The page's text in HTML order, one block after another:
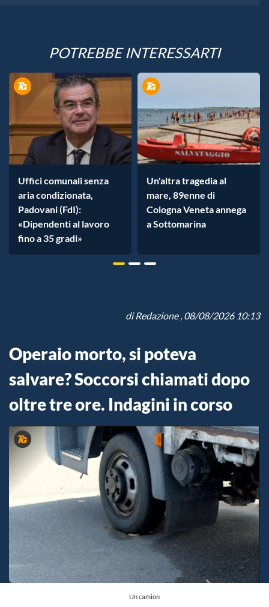
POTREBBE INTERESSARTI
Uffici comunali senza
aria condizionata,
Padovani (FdI):
«Dipendenti al lavoro
fino a 35 gradi»
Un'altra tragedia al
mare, 89enne di
Cologna Veneta annega
a Sottomarina
diRedazione, 08/08/2026 10:13
Operaio morto, si poteva
salvare? Soccorsi chiamati dopo
oltre tre ore. Indagini in corso
Un camion